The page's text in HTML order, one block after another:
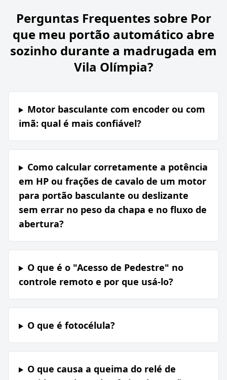
Perguntas Frequentes sobre Por
que meu portão automático abre
sozinho durante a madrugada em
Vila Olímpia?
Motor basculante com encoder ou com
imã: qual é mais confiável?
Como calcular corretamente a potência
em HP ou frações de cavalo de um motor
para portão basculante ou deslizante
sem errar no peso da chapa e no fluxo de
abertura?
O que é o "Acesso de Pedestre" no
controle remoto e por que usá-lo?
O que é fotocélula?
O que causa a queima do relé de